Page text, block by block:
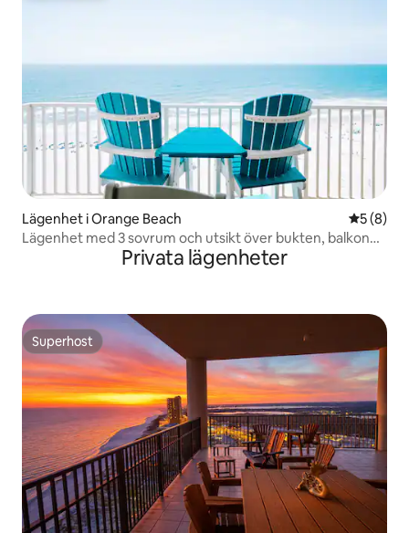
Lägenhet i Orange Beach 5 av 5 i
5 (8)
Lägenhet med 3 sovrum och utsikt över bukten, balkong,
tillgång till strandenPrivata lägenheter
Superhost
Superhost